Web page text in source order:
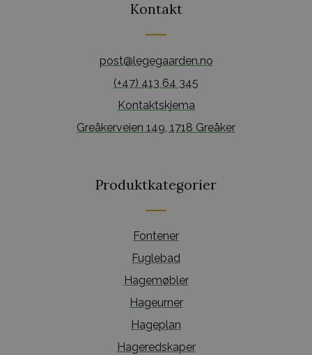
Kontakt
post@legegaarden.no
(+47) 413 64 345
Kontaktskjema
Greåkerveien 149, 1718 Greåker
Produktkategorier
Fontener
Fuglebad
Hagemøbler
Hageurner
Hageplan
Hageredskaper